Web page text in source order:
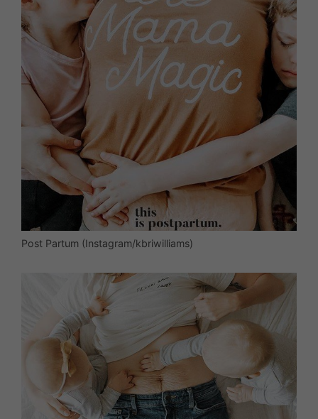
Post Partum (Instagram/kbriwilliams)